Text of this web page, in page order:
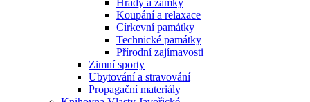
Hrady a zámky
Koupání a relaxace
Církevní památky
Technické památky
Přírodní zajímavosti
Zimní sporty
Ubytování a stravování
Propagační materiály